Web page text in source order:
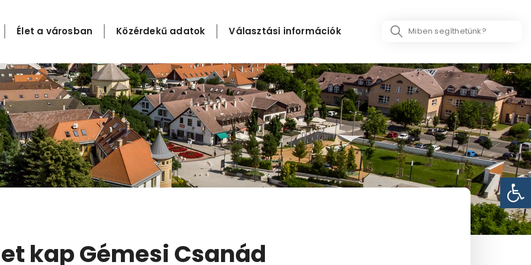
Élet a városban Közérdekű adatok Választási információk
Search
kap Gémesi Csanád